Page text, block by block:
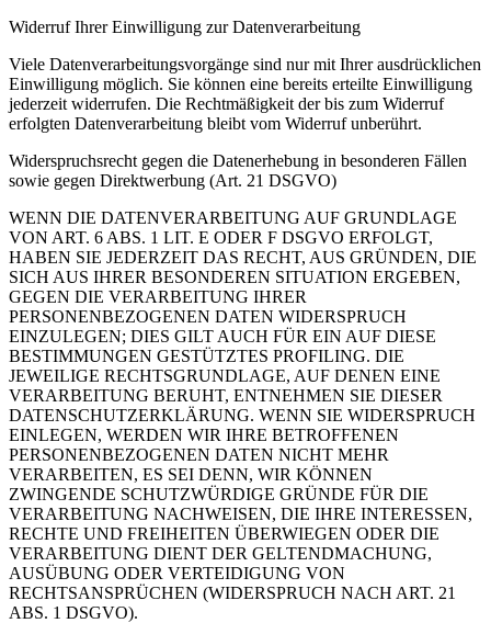
Widerruf Ihrer Einwilligung zur Datenverarbeitung
Viele Datenverarbeitungsvorgänge sind nur mit Ihrer ausdrücklichen
Einwilligung möglich. Sie können eine bereits erteilte Einwilligung
jederzeit widerrufen. Die Rechtmäßigkeit der bis zum Widerruf
erfolgten Datenverarbeitung bleibt vom Widerruf unberührt.
Widerspruchsrecht gegen die Datenerhebung in besonderen Fällen
sowie gegen Direktwerbung (Art. 21 DSGVO)
WENN DIE DATENVERARBEITUNG AUF GRUNDLAGE
VON ART. 6 ABS. 1 LIT. E ODER F DSGVO ERFOLGT,
HABEN SIE JEDERZEIT DAS RECHT, AUS GRÜNDEN, DIE
SICH AUS IHRER BESONDEREN SITUATION ERGEBEN,
GEGEN DIE VERARBEITUNG IHRER
PERSONENBEZOGENEN DATEN WIDERSPRUCH
EINZULEGEN; DIES GILT AUCH FÜR EIN AUF DIESE
BESTIMMUNGEN GESTÜTZTES PROFILING. DIE
JEWEILIGE RECHTSGRUNDLAGE, AUF DENEN EINE
VERARBEITUNG BERUHT, ENTNEHMEN SIE DIESER
DATENSCHUTZERKLÄRUNG. WENN SIE WIDERSPRUCH
EINLEGEN, WERDEN WIR IHRE BETROFFENEN
PERSONENBEZOGENEN DATEN NICHT MEHR
VERARBEITEN, ES SEI DENN, WIR KÖNNEN
ZWINGENDE SCHUTZWÜRDIGE GRÜNDE FÜR DIE
VERARBEITUNG NACHWEISEN, DIE IHRE INTERESSEN,
RECHTE UND FREIHEITEN ÜBERWIEGEN ODER DIE
VERARBEITUNG DIENT DER GELTENDMACHUNG,
AUSÜBUNG ODER VERTEIDIGUNG VON
RECHTSANSPRÜCHEN (WIDERSPRUCH NACH ART. 21
ABS. 1 DSGVO).